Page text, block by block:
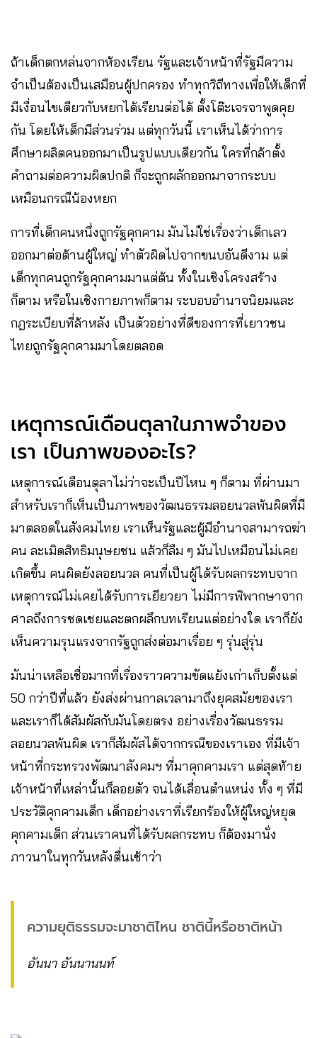
ถ้าเด็กตกหล่นจากห้องเรียน รัฐและเจ้าหน้าที่รัฐมีความ
จำเป็นต้องเป็นเสมือนผู้ปกครอง ทำทุกวิถีทางเพื่อให้เด็กที่
มีเงื่อนไขเดียวกับหยกได้เรียนต่อได้ ตั้งโต๊ะเจรจาพูดคุย
กัน โดยให้เด็กมีส่วนร่วม แต่ทุกวันนี้ เราเห็นได้ว่าการ
ศึกษาผลิตคนออกมาเป็นรูปแบบเดียวกัน ใครที่กล้าตั้ง
คำถามต่อความผิดปกติ ก็จะถูกผลักออกมาจากระบบ
เหมือนกรณีน้องหยก
การที่เด็กคนหนึ่งถูกรัฐคุกคาม มันไม่ใช่เรื่องว่าเด็กเลว
ออกมาต่อต้านผู้ใหญ่ ทำตัวผิดไปจากขนบอันดีงาม แต่
เด็กทุกคนถูกรัฐคุกคามมาแต่ต้น ทั้งในเชิงโครงสร้าง
ก็ตาม หรือในเชิงกายภาพก็ตาม ระบอบอำนาจนิยมและ
กฎระเบียบที่ล้าหลัง เป็นตัวอย่างที่ดีของการที่เยาวชน
ไทยถูกรัฐคุกคามมาโดยตลอด
เหตุการณ์เดือนตุลาในภาพจำของ
เรา เป็นภาพของอะไร?
เหตุการณ์เดือนตุลาไม่ว่าจะเป็นปีไหน ๆ ก็ตาม ที่ผ่านมา
สำหรับเราก็เห็นเป็นภาพของวัฒนธรรมลอยนวลพ้นผิดที่มี
มาตลอดในสังคมไทย เราเห็นรัฐและผู้มีอำนาจสามารถฆ่า
คน ละเมิดสิทธิมนุษยชน แล้วก็ลืม ๆ มันไปเหมือนไม่เคย
เกิดขึ้น คนผิดยังลอยนวล คนที่เป็นผู้ได้รับผลกระทบจาก
เหตุการณ์ไม่เคยได้รับการเยียวยา ไม่มีการพิพากษาจาก
ศาลถึงการชดเชยและตกผลึกบทเรียนแต่อย่างใด เราก็ยัง
เห็นความรุนแรงจากรัฐถูกส่งต่อมาเรื่อย ๆ รุ่นสู่รุ่น
มันน่าเหลือเชื่อมากที่เรื่องราวความขัดแย้งเก่าเก็บตั้งแต่
50 กว่าปีที่แล้ว ยังส่งผ่านกาลเวลามาถึงยุคสมัยของเรา
และเราก็ได้สัมผัสกับมันโดยตรง อย่างเรื่องวัฒนธรรม
ลอยนวลพ้นผิด เราก็สัมผัสได้จากกรณีของเราเอง ที่มีเจ้า
หน้าที่กระทรวงพัฒนาสังคมฯ ที่มาคุกคามเรา แต่สุดท้าย
เจ้าหน้าที่เหล่านั้นก็ลอยตัว จนได้เลื่อนตำแหน่ง ทั้ง ๆ ที่มี
ประวัติคุกคามเด็ก เด็กอย่างเราที่เรียกร้องให้ผู้ใหญ่หยุด
คุกคามเด็ก ส่วนเราคนที่ได้รับผลกระทบ ก็ต้องมานั่ง
ภาวนาในทุกวันหลังตื่นเช้าว่า
ความยุติธรรมจะมาชาติไหน ชาตินี้หรือชาติหน้า
อันนา อันนานนท์